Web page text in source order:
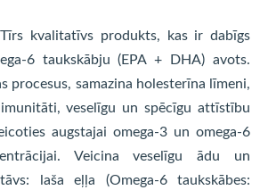
kvalitatīvs produkts, kas ir dabīgs
6 taukskābju (EPA + DHA) avots.
procesus, samazina holesterīna līmeni,
veselīgu un spēcīgu attīstību
augstajai omega-3 un omega-6
Veicina veselīgu ādu un
laša eļļa (Omega-6 taukskābes: